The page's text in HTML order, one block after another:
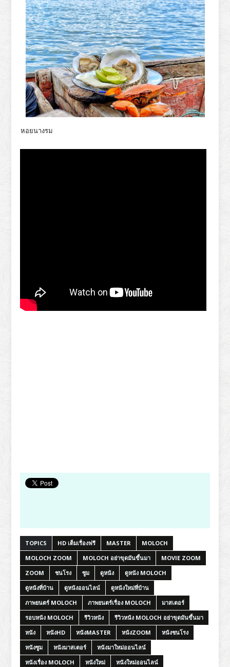
หอยนางรม
TOPICS HD เต็มเรื่องฟรี MASTER
MOLOCH
MOLOCH ZOOM
MOLOCH อย่าขุดมันขึ้นมา
MOVIE ZOOM
ZOOM
ชนโรง ซูม ดูหนัง
ดูหนัง MOLOCH
ดูหนังที่บ้าน
ดูหนังออนไลน์
ดูหนังใหม่ที่บ้าน
ภาพยนตร์ MOLOCH
ภาพยนตร์เรื่อง MOLOCH
มาสเตอร์
รอบหนัง MOLOCH
รีวิวหนัง
รีวิวหนัง MOLOCH อย่าขุดมันขึ้นมา
หนัง
หนังHD หนังMASTER หนังZOOM
หนังชนโรง
หนังซูม
หนังมาสเตอร์
หนังมาใหม่ออนไลน์
หนังเรื่อง MOLOCH
หนังใหม่
หนังใหม่ออนไลน์